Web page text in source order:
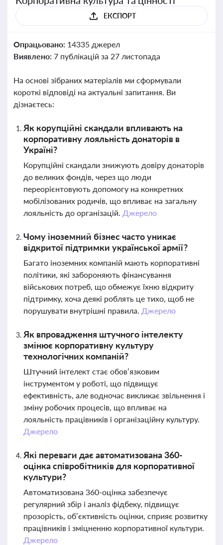
ЕКСПОРТ
Опрацьовано: 14335 джерел
Виявлено: 7 публікацій за 27 листопада
На основі зібраних матеріалів ми сформували
короткі відповіді на актуальні запитання. Ви
дізнаєтесь:
Як корупційні скандали впливають на
корпоративну лояльність донаторів в
Україні?
Корупційні скандали знижують довіру донаторів
до великих фондів, через що люди
переорієнтовують допомогу на конкретних
мобілізованих родичів, що впливає на загальну
лояльність до організацій. Джерело
Чому іноземний бізнес часто уникає
відкритої підтримки української армії?
Багато іноземних компаній мають корпоративні
політики, які забороняють фінансування
військових потреб, що обмежує їхню відкриту
підтримку, хоча деякі роблять це тихо, щоб не
порушувати внутрішні правила. Джерело
Як впровадження штучного інтелекту
змінює корпоративну культуру
технологічних компаній?
Штучний інтелект стає обов’язковим
інструментом у роботі, що підвищує
ефективність, але водночас викликає звільнення і
зміну робочих процесів, що впливає на
лояльність працівників і організаційну культуру.
Джерело
Які переваги дає автоматизована 360-
оцінка співробітників для корпоративної
культури?
Автоматизована 360-оцінка забезпечує
регулярний збір і аналіз фідбеку, підвищує
прозорість, об’єктивність оцінки, сприяє розвитку
працівників і зміцненню корпоративної культури.
Джерело